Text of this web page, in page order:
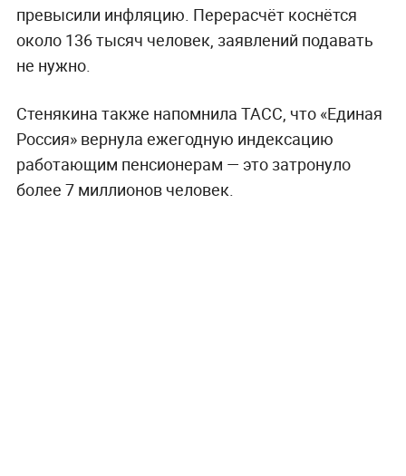
превысили инфляцию. Перерасчёт коснётся
около 136 тысяч человек, заявлений подавать
не нужно.
Стенякина также напомнила ТАСС, что «Единая
Россия» вернула ежегодную индексацию
работающим пенсионерам — это затронуло
более 7 миллионов человек.